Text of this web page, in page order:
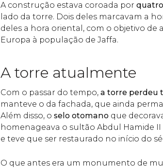
A construção estava coroada por
lado da torre. Dois deles marcavam a
deles a hora oriental, com o objetivo de
Europa à população de Jaffa.
A torre atualmente
Com o passar do tempo, a torre perdeu
manteve o da fachada, que ainda
Além disso, o selo otomano que
homenageava o sultão Abdul Hamide
e teve que ser restaurado no início do
O que antes era um monumento de